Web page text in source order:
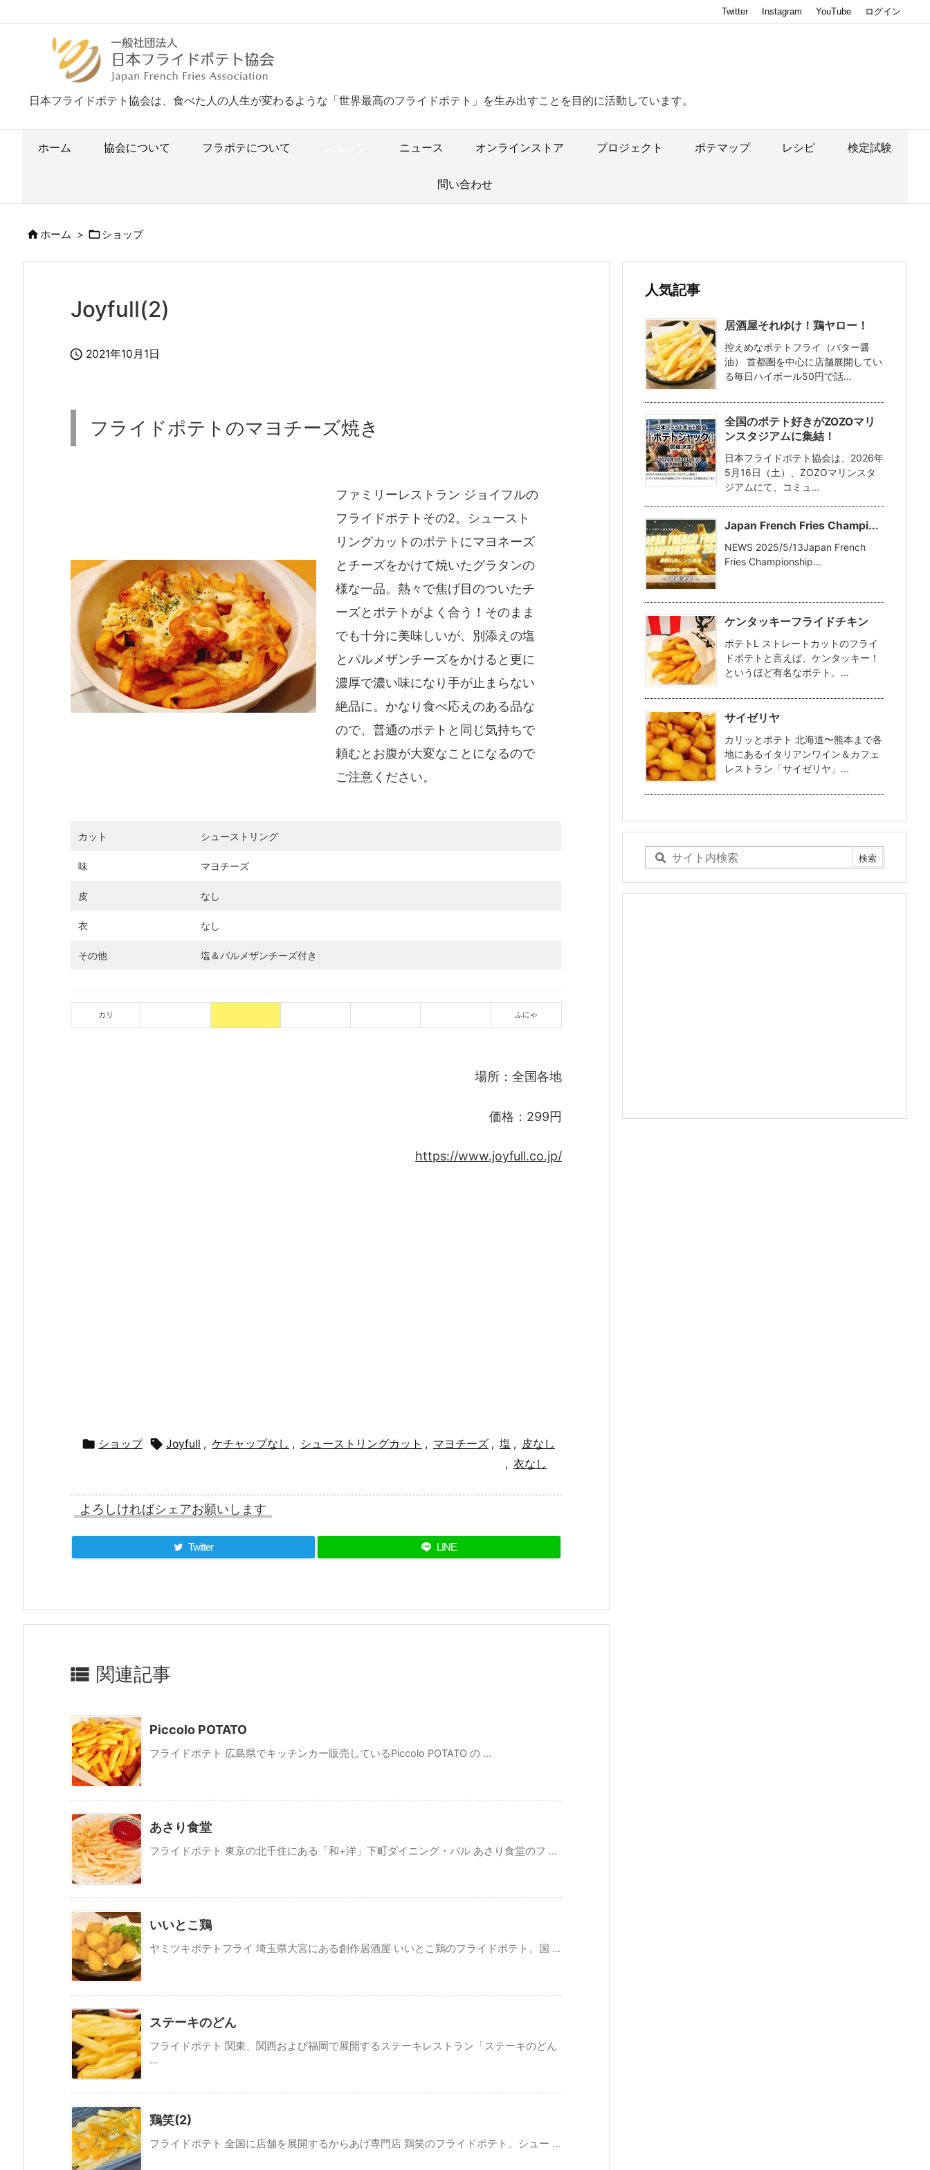
日本フライドポテト協会は、食べた人の人生が変わるような「世界最高のフライドポテト」を生み出すことを目的に活動しています。
ホーム 協会について フラポテについて ニュース オンラインストア プロジェクト ポテマップ レシピ 検定試験
問い合わせ
Twitter Instagram YouTube ログイン
ホーム > ショップ
Joyfull(2)
 2021年10月1日
フライドポテトのマヨチーズ焼き
ファミリーレストラン ジョイフルの
フライドポテトその2。シュースト
リングカットのポテトにマヨネーズ
とチーズをかけて焼いたグラタンの
様な一品。熱々で焦げ目のついたチ
ーズとポテトがよく合う！そのまま
でも十分に美味しいが、別添えの塩
とパルメザンチーズをかけると更に
濃厚で濃い味になり手が止まらない
絶品に。かなり食べ応えのある品な
ので、普通のポテトと同じ気持ちで
頼むとお腹が大変なことになるので
ご注意ください。
カット シューストリング
味 マヨチーズ
皮 なし
衣 なし
その他 塩＆パルメザンチーズ付き
カリ ふにゃ
場所：全国各地
価格：299円
https://www.joyfull.co.jp/
 ショップ  Joyfull , ケチャップなし , シューストリングカット , マヨチーズ , 塩 , 皮なし
, 衣なし
よろしければシェアお願いします
Twitter LINE
 関連記事
Piccolo POTATO
フライドポテト 広島県でキッチンカー販売しているPiccolo POTATO の ...
あさり食堂
フライドポテト 東京の北千住にある「和+洋」下町ダイニング・バル あさり食堂のフ ...
いいとこ鶏
ヤミツキポテトフライ 埼玉県大宮にある創作居酒屋 いいとこ鶏のフライドポテト。国 ...
ステーキのどん
フライドポテト 関東、関西および福岡で展開するステーキレストラン「ステーキのどん
...
鶏笑(2)
フライドポテト 全国に店舗を展開するからあげ専門店 鶏笑のフライドポテト。シュー ...
人気記事
居酒屋それゆけ！鶏ヤロー！
控えめなポテトフライ（バター醤
油） 首都圏を中心に店舗展開してい
る毎日ハイボール50円で話...
全国のポテト好きがZOZOマリ
ンスタジアムに集結！
日本フライドポテト協会は、2026年
5月16日（土）、ZOZOマリンスタ
ジアムにて、コミュ...
Japan French Fries Champi...
NEWS 2025/5/13Japan French
Fries Championship...
ケンタッキーフライドチキン
ポテトL ストレートカットのフライ
ドポテトと言えば、ケンタッキー！
というほど有名なポテト。...
サイゼリヤ
カリッとポテト 北海道〜熊本まで各
地にあるイタリアンワイン＆カフェ
レストラン「サイゼリヤ」...